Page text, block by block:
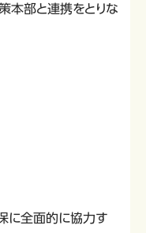
策本部と連携をとりな
に全面的に協力す